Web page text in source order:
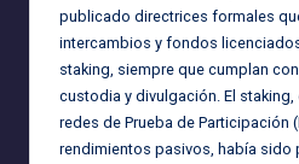
publicado directrices formales
intercambios y fondos
staking, siempre que cumplan
custodia y divulgación. El
redes de Prueba de Participación
rendimientos pasivos, había sido